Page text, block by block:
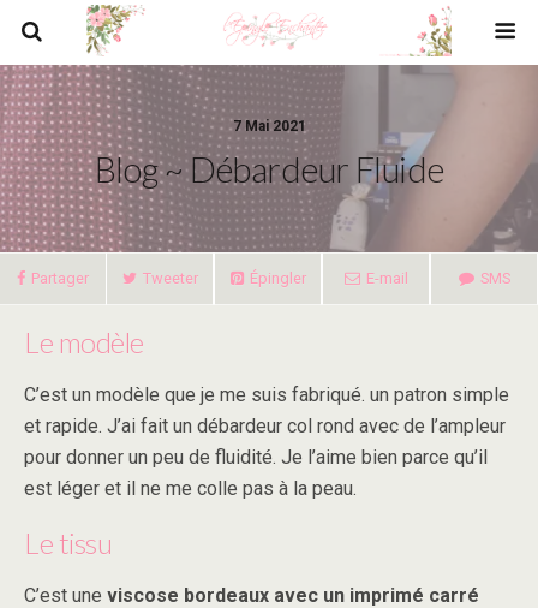
7 Mai 2021
Blog ~ Débardeur Fluide
Partager Tweeter Épingler E-mail SMS
Le modèle
C’est un modèle que je me suis fabriqué. un patron simple
et rapide. J’ai fait un débardeur col rond avec de l’ampleur
pour donner un peu de fluidité. Je l’aime bien parce qu’il
est léger et il ne me colle pas à la peau.
Le tissu
C’est une viscose bordeaux avec un imprimé carré